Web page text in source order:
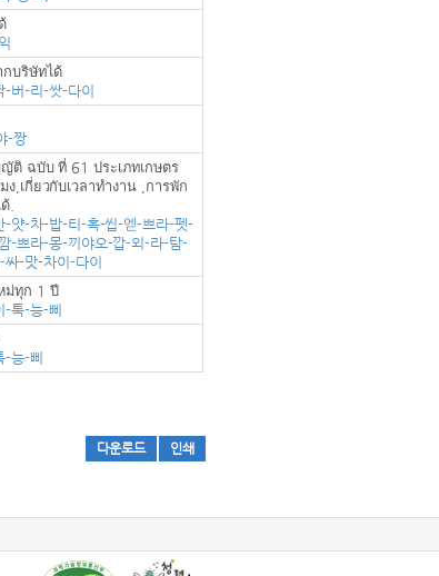
บริษัทได้
버-리-쌋-다이
-짱
ติ ฉบับ ที่ 61 ประเภทเกษตร
,เกี่ยวกับเวลาทำงาน ,การพัก
.
얏-차-밥-티-혹-씹-엗-쁘라-펫-
-쁘라-몽-끼야오-깝-외-라-탐-
-맛-차이-다이
ม่ทุก 1 ปี
툭-능-삐
능-삐
다운로드 인쇄